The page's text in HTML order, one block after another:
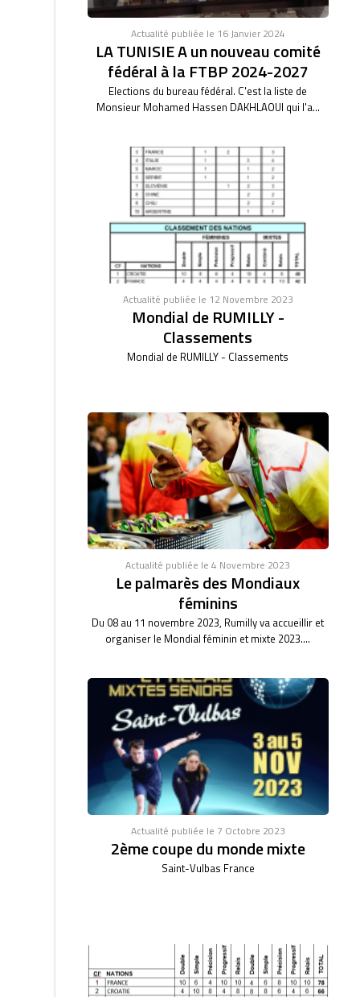
Actualité publiée le 16 Janvier 2024
LA TUNISIE A un nouveau comité
fédéral à la FTBP 2024-2027
Elections du bureau fédéral. C'est la liste de
Monsieur Mohamed Hassen DAKHLAOUI qui l'a...
Actualité publiée le 12 Novembre 2023
Mondial de RUMILLY -
Classements
Mondial de RUMILLY - Classements
Actualité publiée le 4 Novembre 2023
Le palmarès des Mondiaux
féminins
Du 08 au 11 novembre 2023, Rumilly va accueillir et
organiser le Mondial féminin et mixte 2023....
Actualité publiée le 7 Octobre 2023
2ème coupe du monde mixte
Saint-Vulbas France